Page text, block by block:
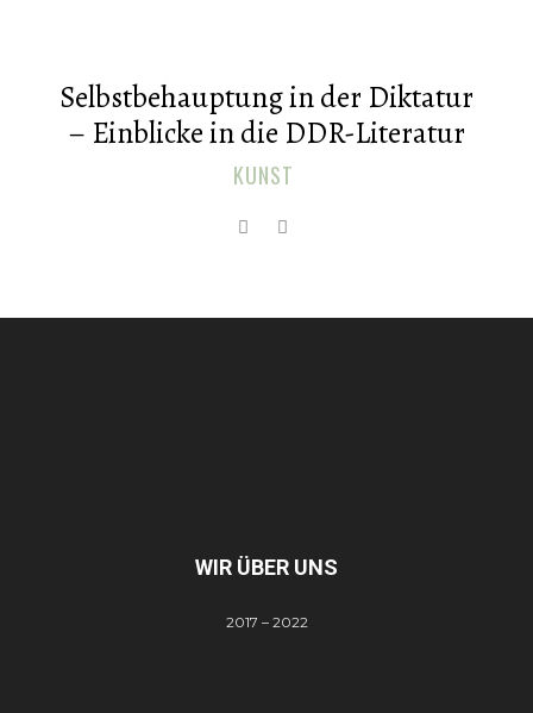
Selbstbehauptung in der Diktatur
– Einblicke in die DDR-Literatur
KUNST
WIR ÜBER UNS
2017 – 2022